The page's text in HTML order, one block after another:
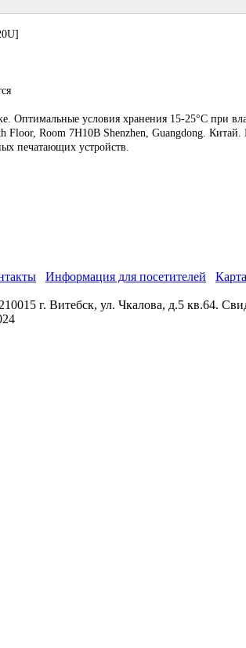
Оптимальные условия хранения 15-25°C при
Floor, Room 7H10B Shenzhen, Guangdong.
печатающих устройств.
Информация для посетителей
г. Витебск, ул. Чкалова, д.5 кв.64.